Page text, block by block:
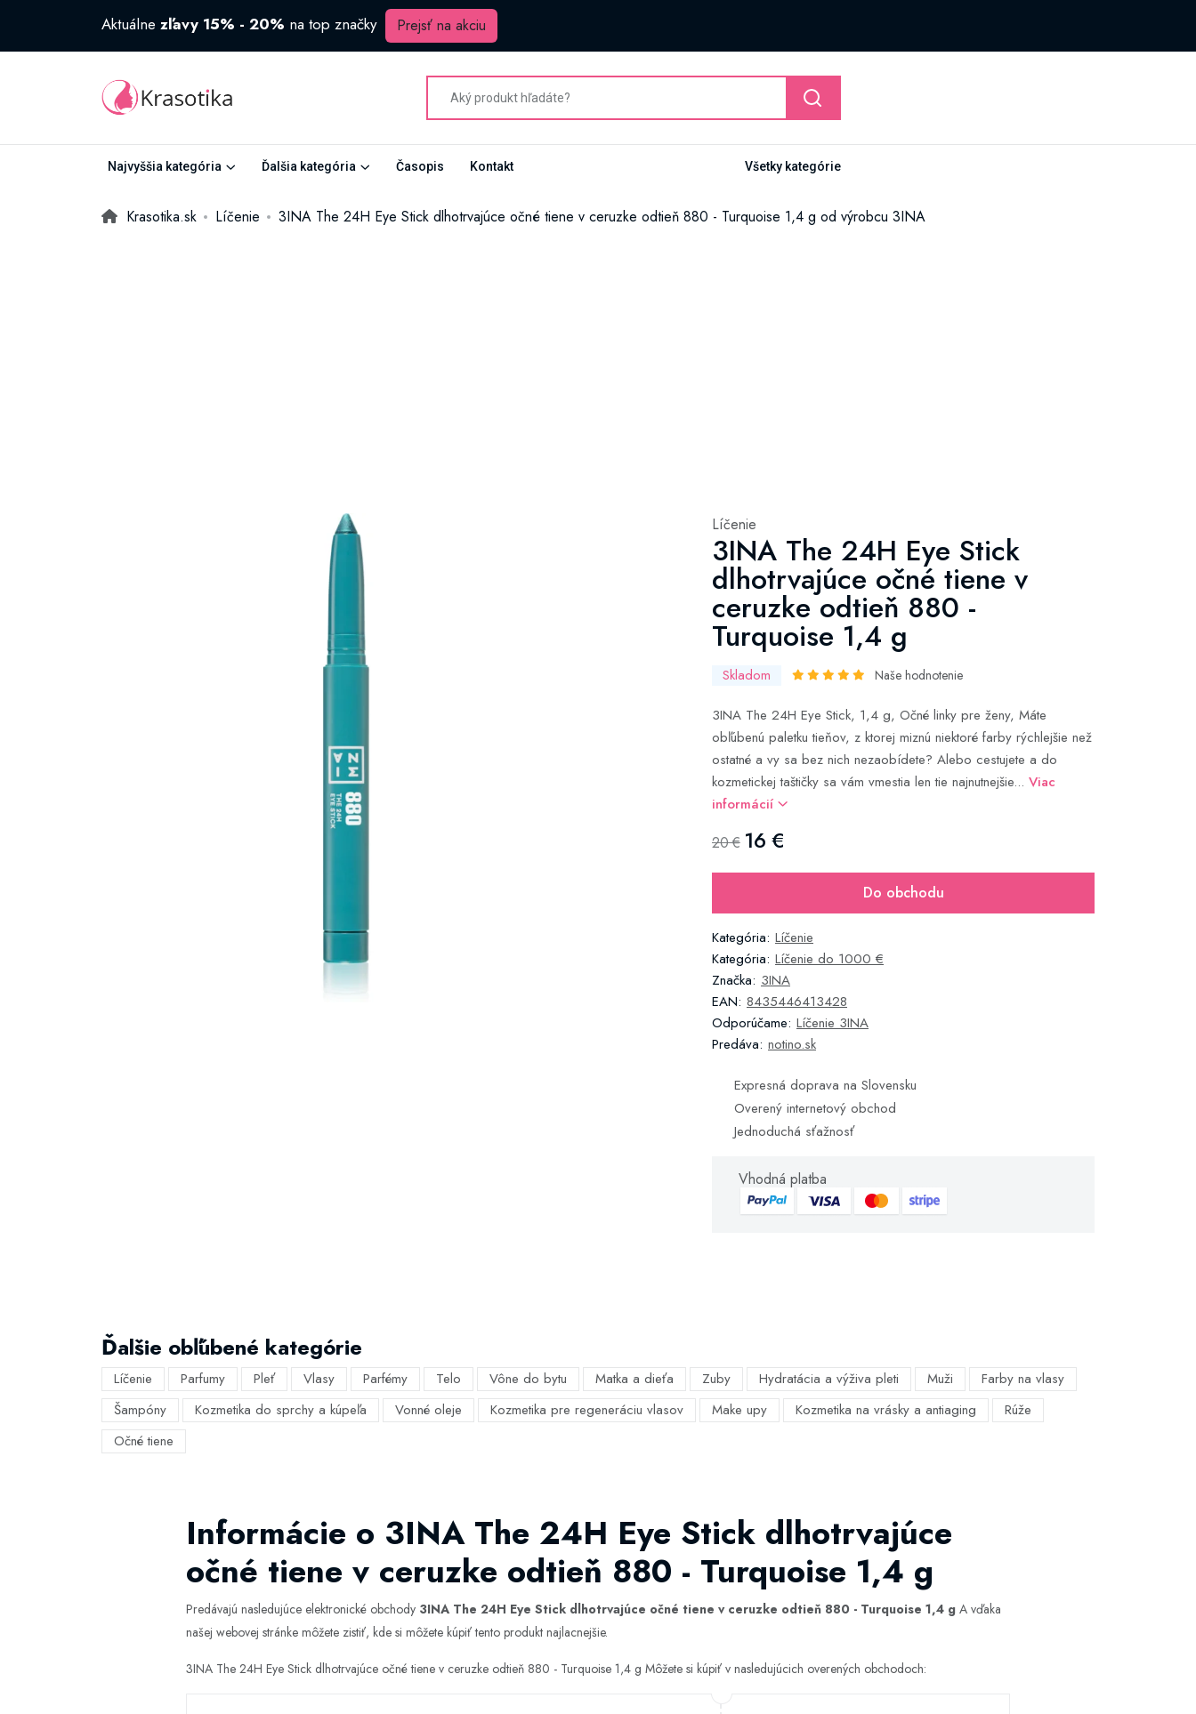
Aktuálne zľavy 15% - 20% na top značky Prejsť na akciu
Najvyššia kategória Ďalšia kategória Časopis Kontakt Všetky kategórie
Krasotika.sk Líčenie 3INA The 24H Eye Stick dlhotrvajúce očné tiene v ceruzke odtieň 880 - Turquoise 1,4 g od výrobcu 3INA
Líčenie
3INA The 24H Eye Stick
dlhotrvajúce očné tiene v
ceruzke odtieň 880 -
Turquoise 1,4 g
Skladom Naše hodnotenie
3INA The 24H Eye Stick, 1,4 g, Očné linky pre ženy, Máte
obľúbenú paletku tieňov, z ktorej miznú niektoré farby rýchlejšie než
ostatné a vy sa bez nich nezaobídete? Alebo cestujete a do
kozmetickej taštičky sa vám vmestia len tie najnutnejšie... Viac
informácií
20 € 16 €
Do obchodu
Kategória: Líčenie
Kategória: Líčenie do 1000 €
Značka: 3INA
EAN: 8435446413428
Odporúčame: Líčenie 3INA
Predáva: notino.sk
Expresná doprava na Slovensku
Overený internetový obchod
Jednoduchá sťažnosť
Vhodná platba
Ďalšie obľúbené kategórie
Líčenie Parfumy Pleť Vlasy Parfémy Telo Vône do bytu Matka a dieťa Zuby Hydratácia a výživa pleti Muži
Farby na vlasy
Šampóny
Kozmetika do sprchy a kúpeľa Vonné oleje Kozmetika pre regeneráciu vlasov Make upy Kozmetika na vrásky a antiaging
Rúže
Očné tiene
Informácie o 3INA The 24H Eye Stick dlhotrvajúce
očné tiene v ceruzke odtieň 880 - Turquoise 1,4 g
Predávajú nasledujúce elektronické obchody 3INA The 24H Eye Stick dlhotrvajúce očné tiene v ceruzke odtieň 880 - Turquoise 1,4 g A vďaka
našej webovej stránke môžete zistiť, kde si môžete kúpiť tento produkt najlacnejšie.
3INA The 24H Eye Stick dlhotrvajúce očné tiene v ceruzke odtieň 880 - Turquoise 1,4 g Môžete si kúpiť v nasledujúcich overených obchodoch: